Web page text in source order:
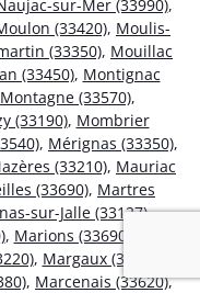
sur-Mer (33990),
(33420), Moulis-
(33350), Mouillac
(33450), Montignac
Montagne (33570),
(33190), Mombrier
, Mérignas (33350),
(33210), Mauriac
(33690), Martres
sur-Jalle (33127),
, Marions (33690)
, Margaux (33460)
, Marcenais (33620),